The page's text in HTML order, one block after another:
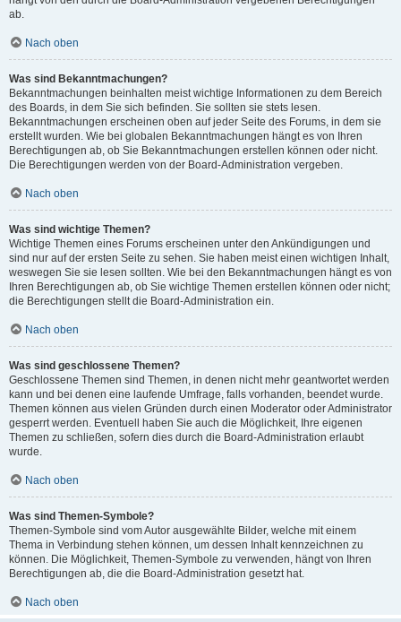
ab.
Nach oben
Was sind Bekanntmachungen?
Bekanntmachungen beinhalten meist wichtige Informationen zu dem Bereich
des Boards, in dem Sie sich befinden. Sie sollten sie stets lesen.
Bekanntmachungen erscheinen oben auf jeder Seite des Forums, in dem sie
erstellt wurden. Wie bei globalen Bekanntmachungen hängt es von Ihren
Berechtigungen ab, ob Sie Bekanntmachungen erstellen können oder nicht.
Die Berechtigungen werden von der Board-Administration vergeben.
Nach oben
Was sind wichtige Themen?
Wichtige Themen eines Forums erscheinen unter den Ankündigungen und
sind nur auf der ersten Seite zu sehen. Sie haben meist einen wichtigen Inhalt,
weswegen Sie sie lesen sollten. Wie bei den Bekanntmachungen hängt es von
Ihren Berechtigungen ab, ob Sie wichtige Themen erstellen können oder nicht;
die Berechtigungen stellt die Board-Administration ein.
Nach oben
Was sind geschlossene Themen?
Geschlossene Themen sind Themen, in denen nicht mehr geantwortet werden
kann und bei denen eine laufende Umfrage, falls vorhanden, beendet wurde.
Themen können aus vielen Gründen durch einen Moderator oder Administrator
gesperrt werden. Eventuell haben Sie auch die Möglichkeit, Ihre eigenen
Themen zu schließen, sofern dies durch die Board-Administration erlaubt
wurde.
Nach oben
Was sind Themen-Symbole?
Themen-Symbole sind vom Autor ausgewählte Bilder, welche mit einem
Thema in Verbindung stehen können, um dessen Inhalt kennzeichnen zu
können. Die Möglichkeit, Themen-Symbole zu verwenden, hängt von Ihren
Berechtigungen ab, die die Board-Administration gesetzt hat.
Nach oben